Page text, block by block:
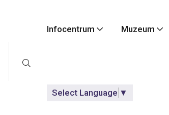
Infocentrum Muzeum
Select Language ▼